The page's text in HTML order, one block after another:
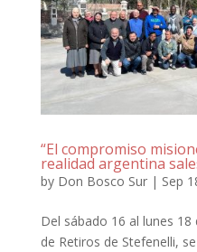
“El compromiso
realidad argentina
by Don Bosco Sur| Sep
Del sábado 16 al lunes
de Retiros de Stefenelli,